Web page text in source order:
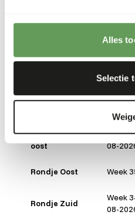
Alles
Selectie
Rondje
Week
Rondje Noord
Week
Rondje Noord-
Week
Rondje Noord-
oost
Week
08-
Rondje Oost Week
Rondje Zuid
Week
08-